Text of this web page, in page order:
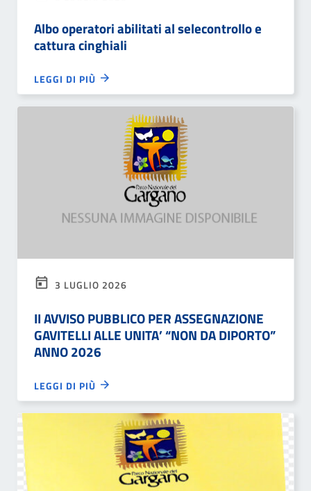
Albo operatori abilitati al selecontrollo e
cattura cinghiali
LEGGI DI PIÙ
3 LUGLIO 2026
II AVVISO PUBBLICO PER ASSEGNAZIONE
GAVITELLI ALLE UNITA’ “NON DA DIPORTO”
ANNO 2026
LEGGI DI PIÙ